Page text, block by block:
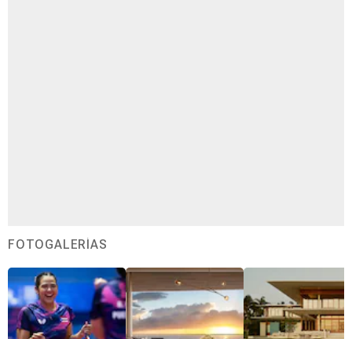
FOTOGALERÍAS